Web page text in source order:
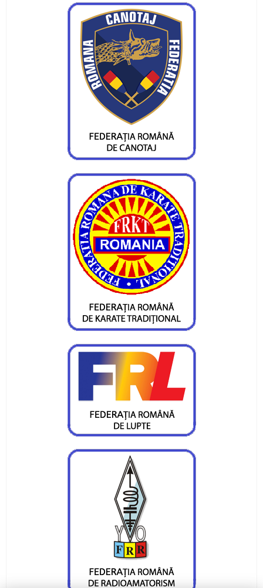
Silviu Munteanu aspira la finala probei de 60 de
metri
Flotila pietreana de la CS Ceahlaul - LPS,
medaliata la Orsova si la Iasi
Diana Tiganasu si Daniel Munteanu s-au
calificat pentru Campionatul Balcanic
Vor 10 - 12 medalii la Campionatele Nationale
Prioritatile canotorilor pietreni
Primele medalii ale canotorilor pietreni în
sezonul 2020
Curs festiv pentru sportivii noștri de la LPS
Piatra Neamț
Mihai Mihuț visează la Jocurile Olimpice din
2020
Irina Bordeanu - la „EURO”, Noemi Bordeanu –
spre Cupa Mondială
Laura Pal: „2019 va fi «un an de aur“
Horia Șerban: „Mă simt mândru, dar nu diferit
de colegii mei“
Sportivul anului, antrenorul anului, clubul anului
Spre medalie la Putna
Argint cu naţionala de cros la balcaniadă
Medalie de bronz la naţionalele de lupte ale
juniorilor
Două medalii la naţionale, obiectivul luptătorilor
juniori III şi IV